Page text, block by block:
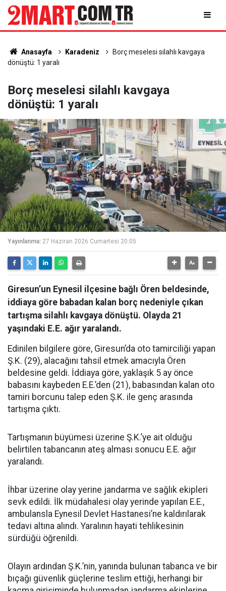
Anasayfa Karadeniz
Borç meselesi silahlı kavgaya
dönüştü: 1 yaralı
Borç meselesi silahlı kavgaya
dönüştü: 1 yaralı
Yayınlanma: 27 Haziran 2026 Cumartesi 20:05
Giresun’un Eynesil ilçesine bağlı Ören beldesinde,
iddiaya göre babadan kalan borç nedeniyle çıkan
tartışma silahlı kavgaya dönüştü. Olayda 21
yaşındaki E.E. ağır yaralandı.
Edinilen bilgilere göre, Giresun’da oto tamirciliği yapan
Ş.K. (29), alacağını tahsil etmek amacıyla Ören
beldesine geldi. İddiaya göre, yaklaşık 5 ay önce
babasını kaybeden E.E.’den (21), babasından kalan oto
tamiri borcunu talep eden Ş.K. ile genç arasında
tartışma çıktı.
Tartışmanın büyümesi üzerine Ş.K.’ye ait olduğu
belirtilen tabancanın ateş alması sonucu E.E. ağır
yaralandı.
İhbar üzerine olay yerine jandarma ve sağlık ekipleri
sevk edildi. İlk müdahalesi olay yerinde yapılan E.E.,
ambulansla Eynesil Devlet Hastanesi’ne kaldırılarak
tedavi altına alındı. Yaralının hayati tehlikesinin
sürdüğü öğrenildi.
Olayın ardından Ş.K.’nin, yanında bulunan tabanca ve bir
bıçağı güvenlik güçlerine teslim ettiği, herhangi bir